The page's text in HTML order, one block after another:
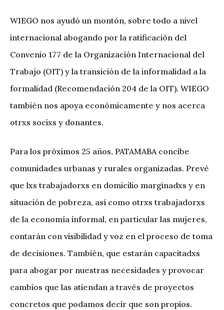
WIEGO nos ayudó un montón, sobre todo a nivel
internacional abogando por la ratificación del
Convenio 177 de la Organización Internacional del
Trabajo (OIT) y la transición de la informalidad a la
formalidad (Recomendación 204 de la OIT). WIEGO
también nos apoya económicamente y nos acerca
otrxs socixs y donantes.
Para los próximos 25 años, PATAMABA concibe
comunidades urbanas y rurales organizadas. Prevé
que lxs trabajadorxs en domicilio marginadxs y en
situación de pobreza, así como otrxs trabajadorxs
de la economía informal, en particular las mujeres,
contarán con visibilidad y voz en el proceso de toma
de decisiones. También, que estarán capacitadxs
para abogar por nuestras necesidades y provocar
cambios que las atiendan a través de proyectos
concretos que podamos decir que son propios.